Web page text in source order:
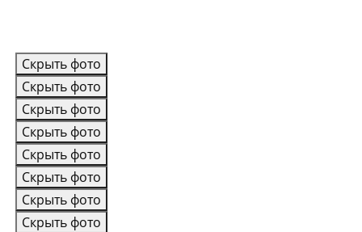
Скрыть фото
Скрыть фото
Скрыть фото
Скрыть фото
Скрыть фото
Скрыть фото
Скрыть фото
Скрыть фото